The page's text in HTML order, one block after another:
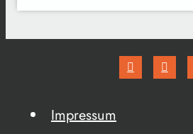
Impressum